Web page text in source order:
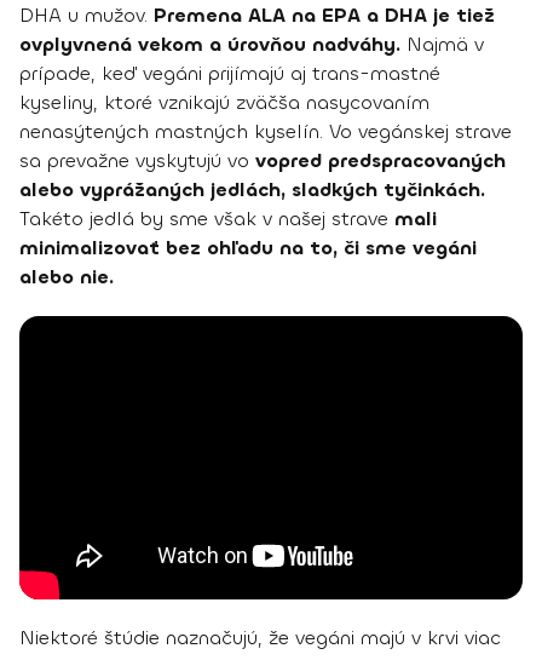
DHA u mužov. Premena ALA na EPA a DHA je tiež
ovplyvnená vekom a úrovňou nadváhy. Najmä v
prípade, keď vegáni prijímajú aj trans-mastné
kyseliny, ktoré vznikajú zväčša nasycovaním
nenasýtených mastných kyselín. Vo vegánskej strave
sa prevažne vyskytujú vo vopred predspracovaných
alebo vyprážaných jedlách, sladkých tyčinkách.
Takéto jedlá by sme však v našej strave mali
minimalizovať bez ohľadu na to, či sme vegáni
alebo nie.
Niektoré štúdie naznačujú, že vegáni majú v krvi viac